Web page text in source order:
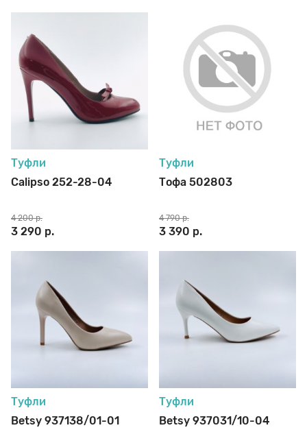
Туфли
Calipso 252-28-04
3 290 р.
4 200 р.
Туфли
Тофа 502803
3 390 р.
4 790 р.
Туфли
Betsy 937138/01-01
Туфли
Betsy 937031/10-04